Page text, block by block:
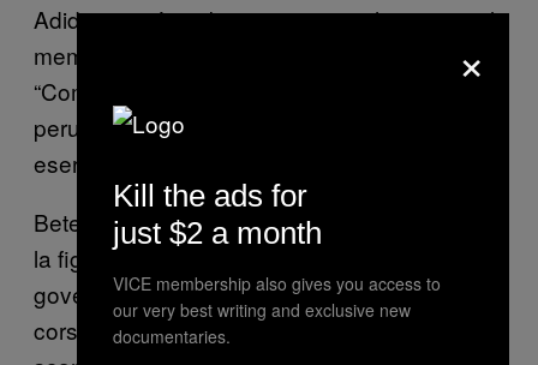
Adidas non è un buon esempio,” ha twittato il
membro del congresso Karina Beteta Rubín.
“Come possono promuovere i marchi
peruviani, se poi usano marchi stranieri per
esercitarsi.”
Beteta rappresenta il partito di Keiko Fujimori,
la figlia del vecchio presidente Alberto, che
governò il paese con il pugno di ferro nel
corso degli anni Novanta. Fujimori è stata
×
Kill the ads for
just $2 a month
VICE membership also gives you access to
our very best writing and exclusive new
documentaries.